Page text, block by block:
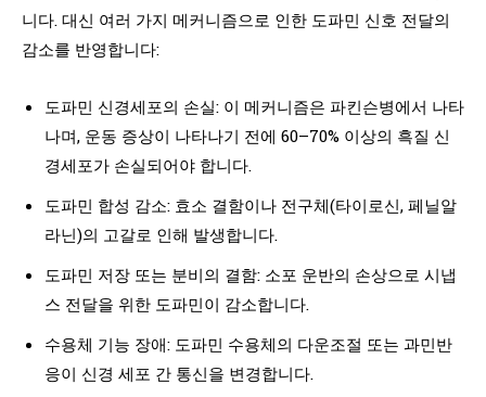
니다. 대신 여러 가지 메커니즘으로 인한 도파민 신호 전달의
감소를 반영합니다:
도파민 신경세포의 손실: 이 메커니즘은 파킨슨병에서 나타
나며, 운동 증상이 나타나기 전에 60–70% 이상의 흑질 신
경세포가 손실되어야 합니다.
도파민 합성 감소: 효소 결함이나 전구체(타이로신, 페닐알
라닌)의 고갈로 인해 발생합니다.
도파민 저장 또는 분비의 결함: 소포 운반의 손상으로 시냅
스 전달을 위한 도파민이 감소합니다.
수용체 기능 장애: 도파민 수용체의 다운조절 또는 과민반
응이 신경 세포 간 통신을 변경합니다.